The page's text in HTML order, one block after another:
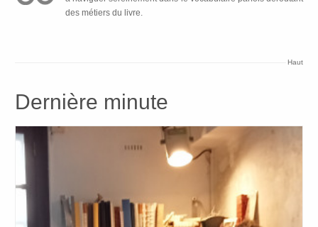
des métiers du livre.
Haut
Dernière minute